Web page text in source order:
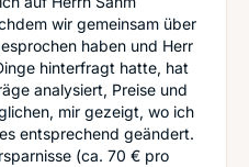
wir gemeinsam über
haben und Herr
hinterfragt hatte, hat
analysiert, Preise und
mir gezeigt, wo ich
entsprechend geändert.
(ca. 70 € pro